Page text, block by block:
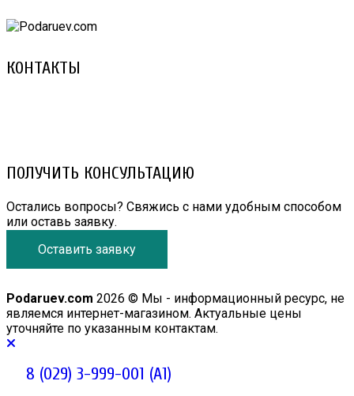
КОНТАКТЫ
ПОЛУЧИТЬ КОНСУЛЬТАЦИЮ
Остались вопросы? Свяжись с нами удобным способом
или оставь заявку.
Оставить заявку
Podaruev.com 2026 © Мы - информационный ресурс, не
являемся интернет-магазином. Актуальные цены
уточняйте по указанным контактам.
8 (029) 3-999-001 (A1)